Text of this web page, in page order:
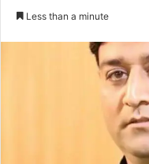
Less than a minute